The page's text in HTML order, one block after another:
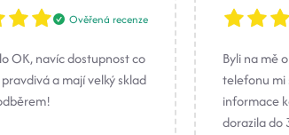
Ověřená recenze
OK, navíc dostupnost co
a mají velký sklad
Byli na mě
telefonu mi
informace
dorazila do